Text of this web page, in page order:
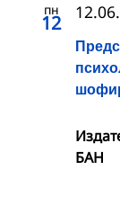
пн
12
БАН